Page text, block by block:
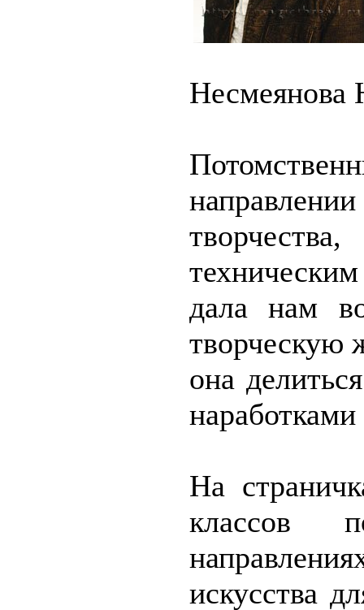
Несмеянова
дала нам
творческую
она
наработками
На
классов
искусства